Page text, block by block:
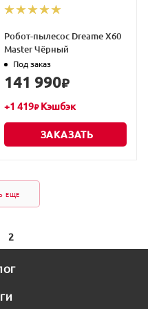
Робот-пылесос Dreame X60
Master Чёрный
Под заказ
141 990₽
+1 419₽Кэшбэк
ЗАКАЗАТЬ
ЕЩЕ
2